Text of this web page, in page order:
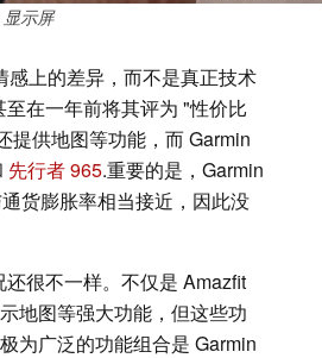
示屏
上的差异，而不是真正技术
至在一年前将其评为 "性价比
提供地图等功能，而 Garmin
先行者 965.重要的是，Garmin
货膨胀率相当接近，因此没
很不一样。不仅是 Amazfit
地图等强大功能，但这些功
为广泛的功能组合是 Garmin